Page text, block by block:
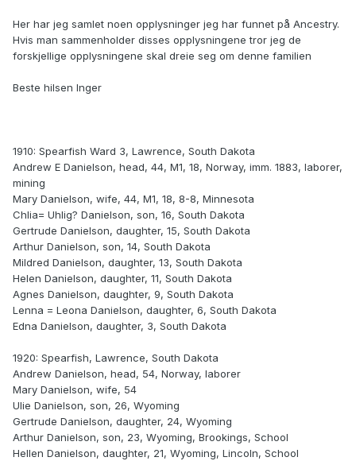
Her har jeg samlet noen opplysninger jeg har funnet på Ancestry.
Hvis man sammenholder disses opplysningene tror jeg de
forskjellige opplysningene skal dreie seg om denne familien
Beste hilsen Inger
1910: Spearfish Ward 3, Lawrence, South Dakota
Andrew E Danielson, head, 44, M1, 18, Norway, imm. 1883, laborer,
mining
Mary Danielson, wife, 44, M1, 18, 8-8, Minnesota
Chlia= Uhlig? Danielson, son, 16, South Dakota
Gertrude Danielson, daughter, 15, South Dakota
Arthur Danielson, son, 14, South Dakota
Mildred Danielson, daughter, 13, South Dakota
Helen Danielson, daughter, 11, South Dakota
Agnes Danielson, daughter, 9, South Dakota
Lenna = Leona Danielson, daughter, 6, South Dakota
Edna Danielson, daughter, 3, South Dakota
1920: Spearfish, Lawrence, South Dakota
Andrew Danielson, head, 54, Norway, laborer
Mary Danielson, wife, 54
Ulie Danielson, son, 26, Wyoming
Gertrude Danielson, daughter, 24, Wyoming
Arthur Danielson, son, 23, Wyoming, Brookings, School
Hellen Danielson, daughter, 21, Wyoming, Lincoln, School